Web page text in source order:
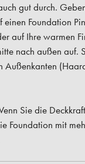
gut durch.
einen Foundation
auf Ihre warmen
nach außen auf.
Außenkanten
Sie die
Foundation mit